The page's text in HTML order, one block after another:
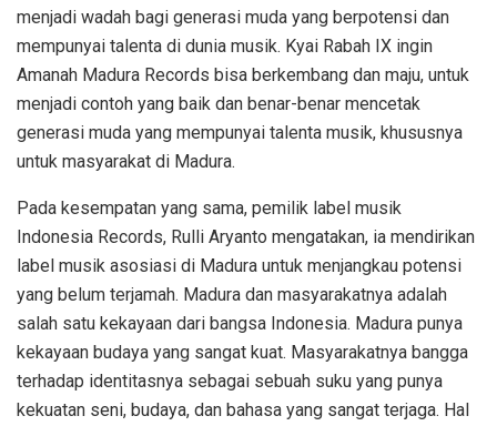
menjadi wadah bagi generasi muda yang berpotensi dan
mempunyai talenta di dunia musik. Kyai Rabah IX ingin
Amanah Madura Records bisa berkembang dan maju, untuk
menjadi contoh yang baik dan benar-benar mencetak
generasi muda yang mempunyai talenta musik, khususnya
untuk masyarakat di Madura.
Pada kesempatan yang sama, pemilik label musik
Indonesia Records, Rulli Aryanto mengatakan, ia mendirikan
label musik asosiasi di Madura untuk menjangkau potensi
yang belum terjamah. Madura dan masyarakatnya adalah
salah satu kekayaan dari bangsa Indonesia. Madura punya
kekayaan budaya yang sangat kuat. Masyarakatnya bangga
terhadap identitasnya sebagai sebuah suku yang punya
kekuatan seni, budaya, dan bahasa yang sangat terjaga. Hal